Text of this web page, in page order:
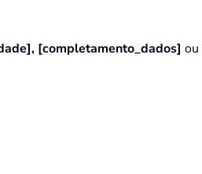
[completamento_dados] ou